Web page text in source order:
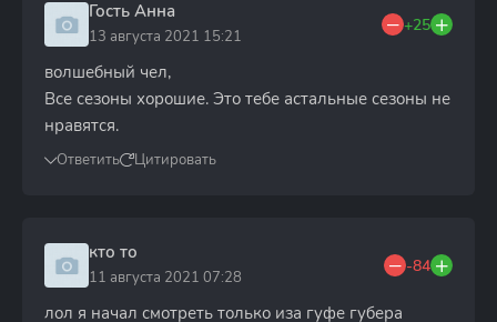
Гость Анна
13 августа 2021 15:21
+25
волшебный чел,
Все сезоны хорошие. Это тебе астальные сезоны не
нравятся.
Ответить Цитировать
кто то
11 августа 2021 07:28
-84
лол я начал смотреть только иза гуфе губера